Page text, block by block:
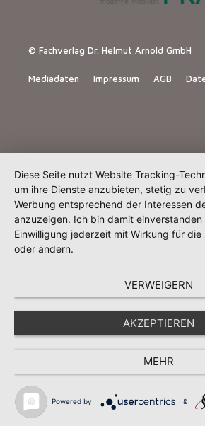
© Fachverlag Dr. Helmut Arnold GmbH
Mediadaten Impressum AGB
Diese Seite nutzt Website Tracking-
um ihre Dienste anzubieten, stetig zu
Werbung entsprechend der Interessen
anzuzeigen. Ich bin damit einverstanden
Einwilligung jederzeit mit Wirkung für
oder ändern.
VERWEIGERN
AKZEPTIEREN
MEHR
Powered by &